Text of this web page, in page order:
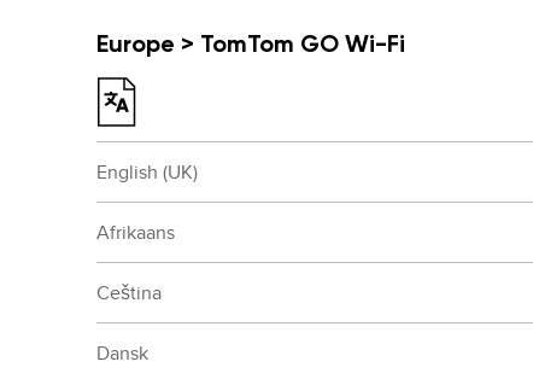
Europe > TomTom GO Wi-Fi
English (UK)
Afrikaans
Ceština
Dansk